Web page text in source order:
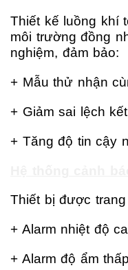
Thiết kế luồng khí
môi trường đồng
nghiệm, đảm bảo:
+ Mẫu thử nhận
+ Giảm sai lệch
+ Tăng độ tin cậy
Thiết bị được
+ Alarm nhiệt độ
+ Alarm độ ẩm thấp